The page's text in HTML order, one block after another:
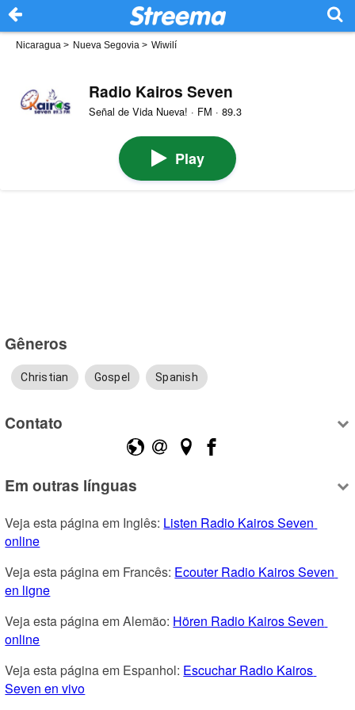
Nicaragua > Nueva Segovia > Wiwilí
Radio Kairos Seven
Señal de Vida Nueva! · FM · 89.3
Play
Gêneros
Christian Gospel Spanish
Contato
Em outras línguas
Veja esta página em Inglês: Listen Radio Kairos Seven
online
Veja esta página em Francês: Ecouter Radio Kairos Seven
en ligne
Veja esta página em Alemão: Hören Radio Kairos Seven
online
Veja esta página em Espanhol: Escuchar Radio Kairos
Seven en vivo